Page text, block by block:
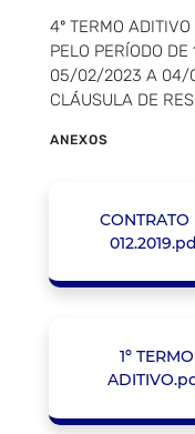
4º TERMO
PELO PERÍODO
05/02/2023 A 04/
CLÁUSULA DE
ANEXOS
CONTRATO
1º TERMO